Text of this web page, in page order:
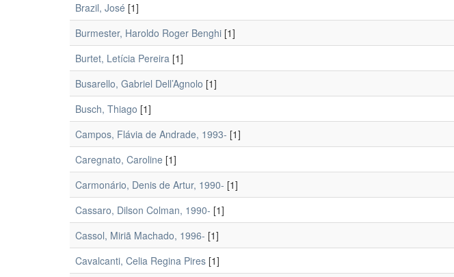
Brazil, José [1]
Burmester, Haroldo Roger Benghi [1]
Burtet, Letícia Pereira [1]
Busarello, Gabriel Dell’Agnolo [1]
Busch, Thiago [1]
Campos, Flávia de Andrade, 1993- [1]
Caregnato, Caroline [1]
Carmonário, Denis de Artur, 1990- [1]
Cassaro, Dilson Colman, 1990- [1]
Cassol, Miriã Machado, 1996- [1]
Cavalcanti, Celia Regina Pires [1]